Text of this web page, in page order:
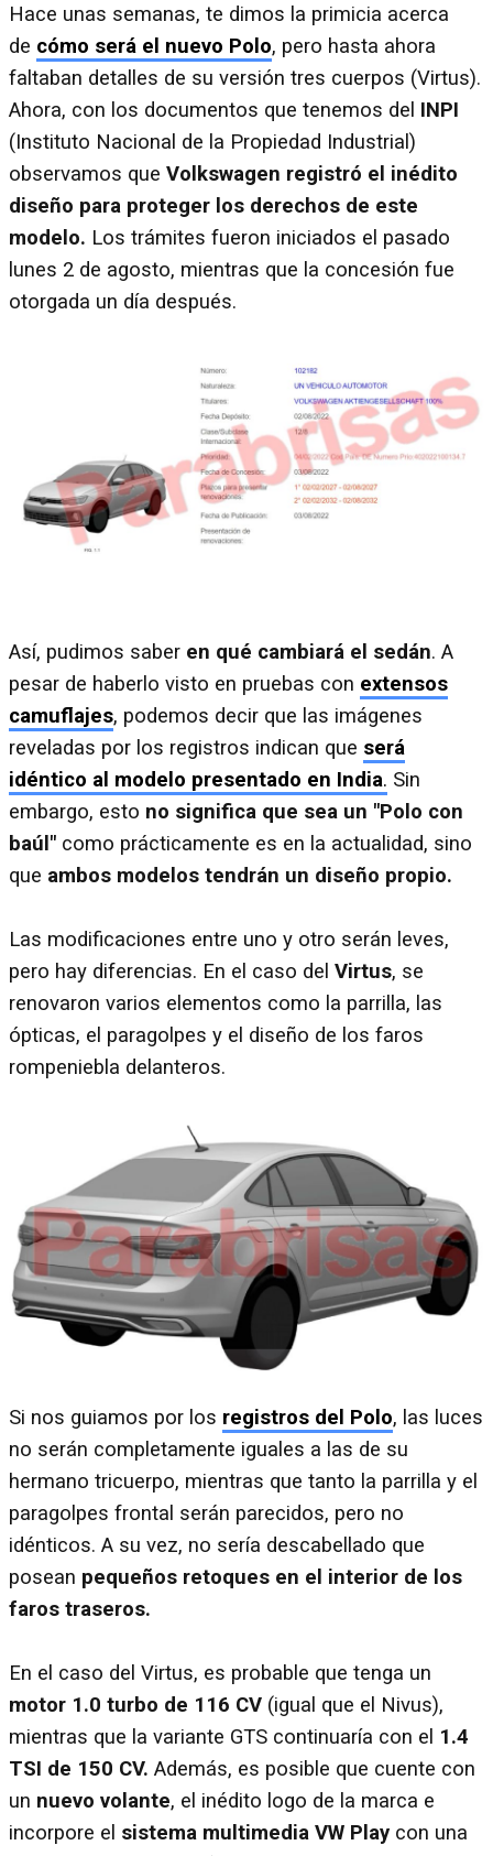
Hace unas semanas, te dimos la primicia acerca
de cómo será el nuevo Polo, pero hasta ahora
faltaban detalles de su versión tres cuerpos (Virtus).
Ahora, con los documentos que tenemos del INPI
(Instituto Nacional de la Propiedad Industrial)
observamos que Volkswagen registró el inédito
diseño para proteger los derechos de este
modelo. Los trámites fueron iniciados el pasado
lunes 2 de agosto, mientras que la concesión fue
otorgada un día después.
Así, pudimos saber en qué cambiará el sedán. A
pesar de haberlo visto en pruebas con extensos
camuflajes, podemos decir que las imágenes
reveladas por los registros indican que será
idéntico al modelo presentado en India. Sin
embargo, esto no significa que sea un "Polo con
baúl" como prácticamente es en la actualidad, sino
que ambos modelos tendrán un diseño propio.
Las modificaciones entre uno y otro serán leves,
pero hay diferencias. En el caso del Virtus, se
renovaron varios elementos como la parrilla, las
ópticas, el paragolpes y el diseño de los faros
rompeniebla delanteros.
Si nos guiamos por los registros del Polo, las luces
no serán completamente iguales a las de su
hermano tricuerpo, mientras que tanto la parrilla y el
paragolpes frontal serán parecidos, pero no
idénticos. A su vez, no sería descabellado que
posean pequeños retoques en el interior de los
faros traseros.
En el caso del Virtus, es probable que tenga un
motor 1.0 turbo de 116 CV (igual que el Nivus),
mientras que la variante GTS continuaría con el 1.4
TSI de 150 CV. Además, es posible que cuente con
un nuevo volante, el inédito logo de la marca e
incorpore el sistema multimedia VW Play con una